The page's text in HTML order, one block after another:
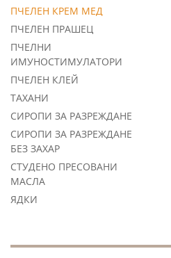
ПЧЕЛЕН КРЕМ МЕД
ПЧЕЛЕН ПРАШЕЦ
ПЧЕЛНИ
ИМУНОСТИМУЛАТОРИ
ПЧЕЛЕН КЛЕЙ
TАХАНИ
СИРОПИ ЗА РАЗРЕЖДАНЕ
СИРОПИ ЗА РАЗРЕЖДАНЕ
БЕЗ ЗАХАР
СТУДЕНО ПРЕСОВАНИ
МАСЛА
ЯДКИ